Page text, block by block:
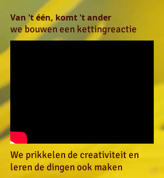
Van 't één, komt 't ander
we bouwen een kettingreactie
We prikkelen de creativiteit en
leren de dingen ook maken